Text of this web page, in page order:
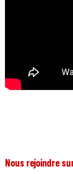
Nous rejoindre